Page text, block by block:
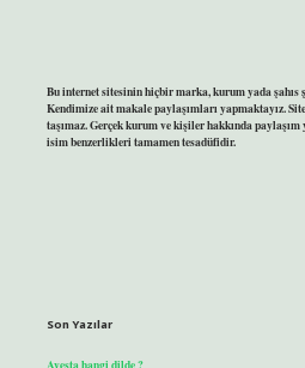
Bu internet sitesinin hiçbir marka, kurum yada şahıs
Kendimize ait makale paylaşımları yapmaktayız.
taşımaz. Gerçek kurum ve kişiler hakkında
isim benzerlikleri tamamen tesadüfidir.
Son Yazılar